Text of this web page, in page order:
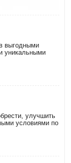
выгодными
уникальными
улучшить
условиями по